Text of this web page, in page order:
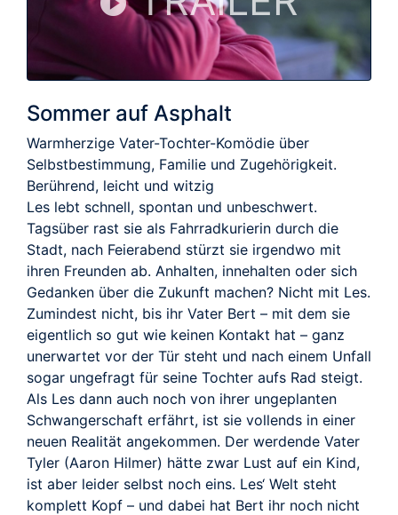
Sommer auf Asphalt
Warmherzige Vater-Tochter-Komödie über
Selbstbestimmung, Familie und Zugehörigkeit.
Berührend, leicht und witzig
Les lebt schnell, spontan und unbeschwert.
Tagsüber rast sie als Fahrradkurierin durch die
Stadt, nach Feierabend stürzt sie irgendwo mit
ihren Freunden ab. Anhalten, innehalten oder sich
Gedanken über die Zukunft machen? Nicht mit Les.
Zumindest nicht, bis ihr Vater Bert – mit dem sie
eigentlich so gut wie keinen Kontakt hat – ganz
unerwartet vor der Tür steht und nach einem Unfall
sogar ungefragt für seine Tochter aufs Rad steigt.
Als Les dann auch noch von ihrer ungeplanten
Schwangerschaft erfährt, ist sie vollends in einer
neuen Realität angekommen. Der werdende Vater
Tyler (Aaron Hilmer) hätte zwar Lust auf ein Kind,
ist aber leider selbst noch eins. Les‘ Welt steht
komplett Kopf – und dabei hat Bert ihr noch nicht